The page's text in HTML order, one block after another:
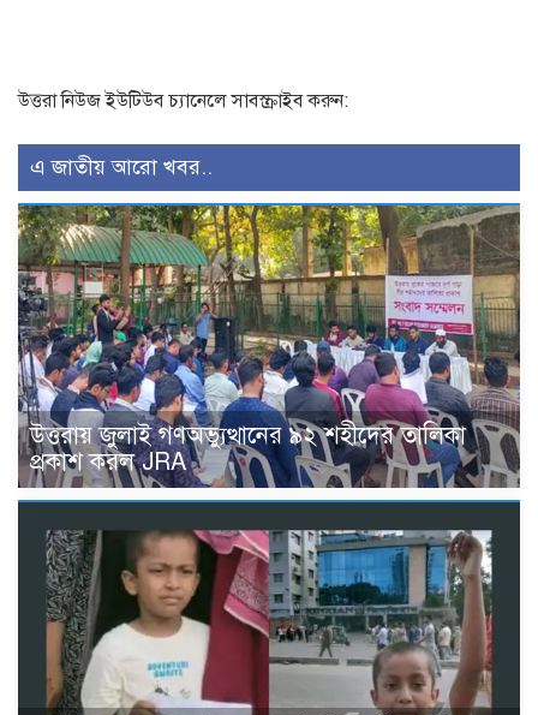
উত্তরা নিউজ ইউটিউব চ্যানেলে সাবস্ক্রাইব করুন:
এ জাতীয় আরো খবর..
উত্তরায় জুলাই গণঅভ্যুত্থানের ৯২ শহীদের তালিকা
প্রকাশ করল JRA